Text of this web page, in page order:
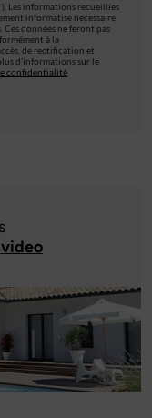
Les informations recueillies
informatisé nécessaire
données ne feront pas
à la
de rectification et
d’informations sur le
confidentialité